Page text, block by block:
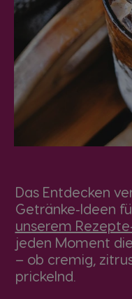
Das Entdecken
Getränke‑Ideen
unserem
jeden Moment
– ob cremig,
prickelnd.